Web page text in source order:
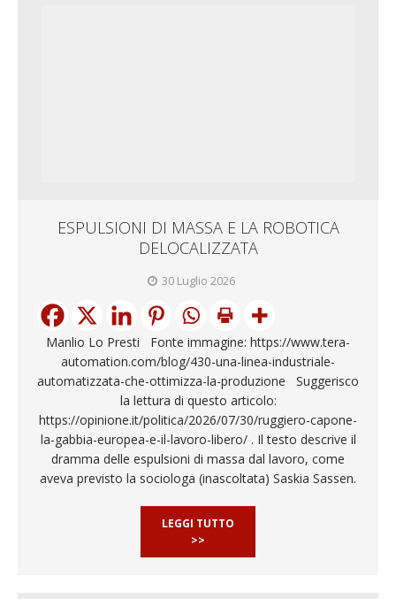
ESPULSIONI DI MASSA E LA ROBOTICA
DELOCALIZZATA
30 Luglio 2026
Manlio Lo Presti Fonte immagine: https://www.tera-
automation.com/blog/430-una-linea-industriale-
automatizzata-che-ottimizza-la-produzione Suggerisco
la lettura di questo articolo:
https://opinione.it/politica/2026/07/30/ruggiero-capone-
la-gabbia-europea-e-il-lavoro-libero/ . Il testo descrive il
dramma delle espulsioni di massa dal lavoro, come
aveva previsto la sociologa (inascoltata) Saskia Sassen.
LEGGI TUTTO
>>